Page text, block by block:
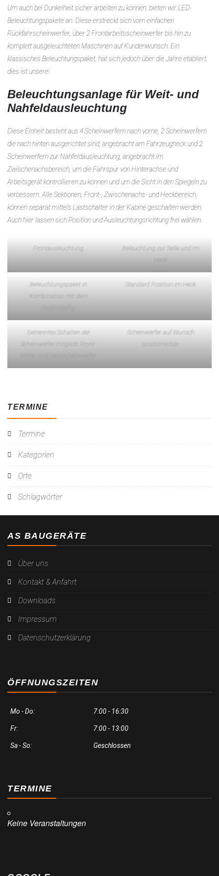
Um auch bei Dunkelheit sicher arbeiten zu können, bieten wir LED-
Beleuchtungspakete an. Diese erstreckt sich vom einfachen
Rückfahrscheinwerfer, über 2 Frontarbeitsscheinwerfer bis hin zu
komplett ausgeleuchteten Maschinen auf Kundenwunsch. Ein
klassisches Beleuchtungspaket, hat sich jedoch über die Jahre etabliert,
dies ist unsere:
Beleuchtungsanlage für Weit- und
Nahfeldausleuchtung
Diese Einheit besteht aus 4 Scheinwerfern nach vorne, 2 Scheinwerfern
die nach hinten ausgerichtet sind, angebracht am Fahrzeugheck und 2
Scheinwerfern zur Nahfeldausleuchtung, angebracht im
Zwischenachsbereich, um die Fahrspur von Hinterachse und
Arbeitsgerät kontrollieren zu können und um die Sicht in den Spiegeln zu
verbessern. Alle Sektionen, Front-, Zwischenachs- und Heckbereich,
können separat mittels Lastschalter in der Kabine geschalten werden.
Auch hier lassen sich Position und Ausleuchtungsrichtung frei wählen.
Frontausleuchtung
Beleuchtung zur Seite und im
Heck
Beleuchtungspaket in
Kombination mit dem
Traktorkäfig
Standard Position im Heck
Getrenntes Schalten der
Scheinwerfer möglich: Front-
Mitte- und Heckscheinwerfer
Scheinwerfer auf Wunsch
positionierbar
TERMINE
Termine
Kategorien
Orte
Schlagwörter
AS BAUGERÄTE
Über uns
Kontakt & Anfahrt
Downloads
Impressum
Datenschutzerklärung
ÖFFNUNGSZEITEN
Mo - Do: 7:00 - 16:30
Fr: 7:00 - 13:00
Sa - So: Geschlossen
TERMINE
Keine Veranstaltungen